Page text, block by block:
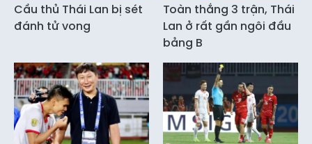
Cầu thủ Thái Lan bị sét
đánh tử vong
Toàn thắng 3 trận, Thái
Lan ở rất gần ngôi đầu
bảng B